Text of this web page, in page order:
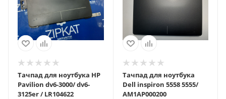
Тачпад для ноутбука HP
Pavilion dv6-3000/ dv6-
3125er / LR104622
Тачпад для ноутбука
Dell inspiron 5558 5555/
AM1AP000200